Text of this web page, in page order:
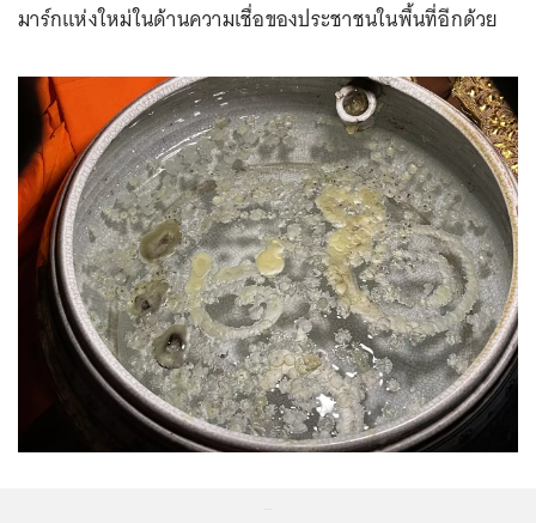
มาร์กแห่งใหม่ในด้านความเชื่อของประชาชนในพื้นที่อีกด้วย